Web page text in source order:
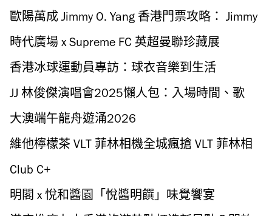
牛肉、牛骨湯、烤鰻魚、紫蘇蔘雞湯
歐陽萬成 Jimmy O. Yang 香港門票攻略： Jimmy
O. Yang 加場公開發售日期、電郵登記、票價、
購票連結一覽
時代廣場 x Supreme FC 英超曼聯珍藏展
「Matchlegacy: Shirts That Defined the Game」
香港冰球運動員專訪：球衣音樂到生活
JJ 林俊傑演唱會2025懶人包：入場時間、歌
單、周邊、啟德主場館交通
大澳端午龍舟遊涌2026
維他檸檬茶 VLT 菲林相機全城瘋搶 VLT 菲林相
機購買地點及換領方法
Club C+
明閣 x 悅和醬園「悅醬明饌」味覺饗宴